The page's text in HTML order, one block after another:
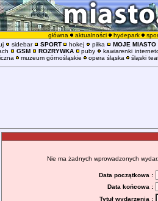
główna aktualności hydepark
sidebar SPORT hokej piłka
MOJE MIASTO
GSM ROZRYWKA puby
kawiarenki
muzeum górnośląskie opera śląska śląski
Nie ma żadnych wprowadzonych
Data początkowa :
Data końcowa :
Tytuł wydarzenia :